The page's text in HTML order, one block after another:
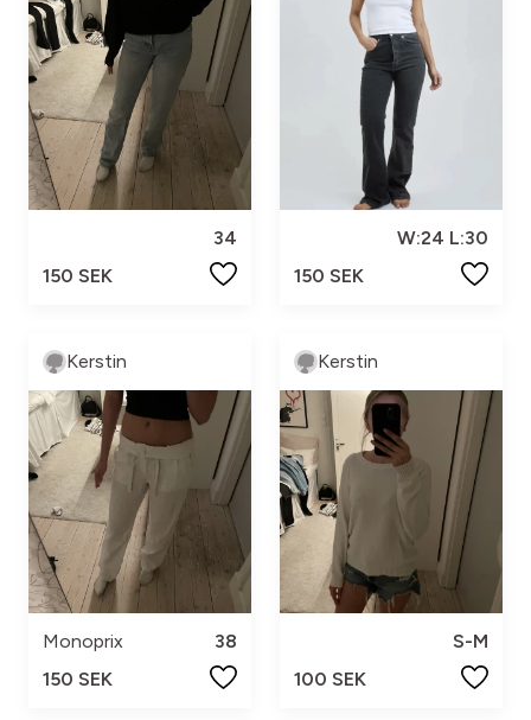
34
150 SEK
W:24 L:30
150 SEK
Kerstin
Monoprix
38
150 SEK
Kerstin
S-M
100 SEK